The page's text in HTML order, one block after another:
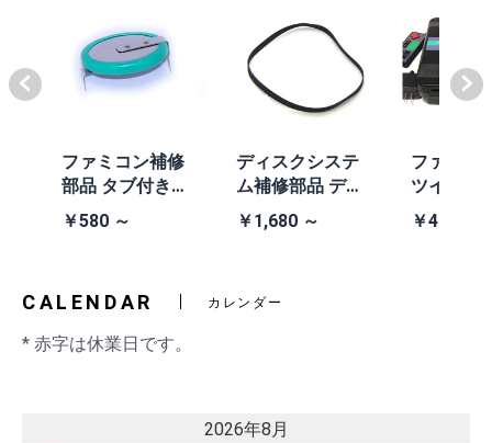
ファミコン補修
部品 タブ付きコ
イン電池(CR203
￥580 ～
ディスクシステ
ム補修部品 ディ
スクシステム用
交換ベルト
￥1,680 ～
ファミコ
ツインフ
ン本体
￥41,980
CALENDAR カレンダー
* 赤字は休業日です。
2026年8月